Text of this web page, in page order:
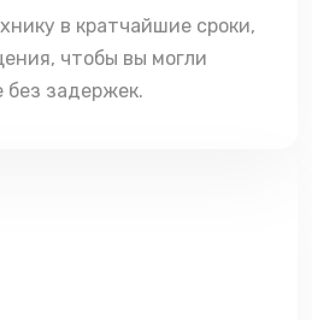
в кратчайшие сроки,
чтобы вы могли
без задержек.